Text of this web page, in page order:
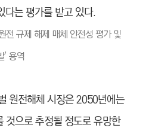
다는 평가를 받고 있다.
전 규제 해제 매체 안전성 평가 및
용역
원전해체 시장은 2050년에는
것으로 추정될 정도로 유망한